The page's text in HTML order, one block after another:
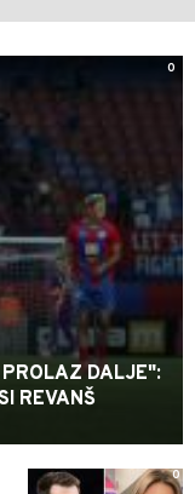
0
PROLAZ DALJE":
REVANŠ
0